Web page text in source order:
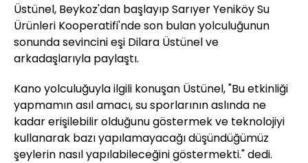
Üstünel, Beykoz'dan başlayıp Sarıyer Yeniköy Su
Ürünleri Kooperatifi'nde son bulan yolculuğunun
sonunda sevincini eşi Dilara Üstünel ve
arkadaşlarıyla paylaştı.
Kano yolculuğuyla ilgili konuşan Üstünel, "Bu etkinliği
yapmamın asıl amacı, su sporlarının aslında ne
kadar erişilebilir olduğunu göstermek ve teknolojiyi
kullanarak bazı yapılamayacağı düşündüğümüz
şeylerin nasıl yapılabileceğini göstermekti." dedi.